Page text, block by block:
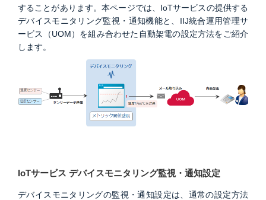
することがあります。本ページでは、IoTサービスの提供する
デバイスモニタリング監視・通知機能と、IIJ統合運用管理サ
ービス（UOM）を組み合わせた自動架電の設定方法をご紹介
します。
IoTサービス デバイスモニタリング監視・通知設定
デバイスモニタリングの監視・通知設定は、通常の設定方法